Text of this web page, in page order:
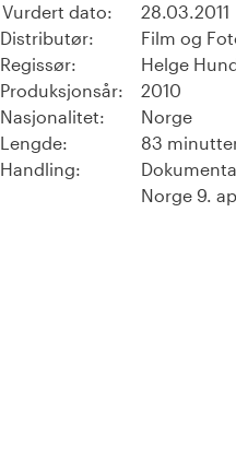
Vurdert dato:
28.03.2011
Distributør:
Film og
Regissør:
Helge
Produksjonsår:
2010
Nasjonalitet:
Norge
Lengde:
83
Handling:
Norge 9.